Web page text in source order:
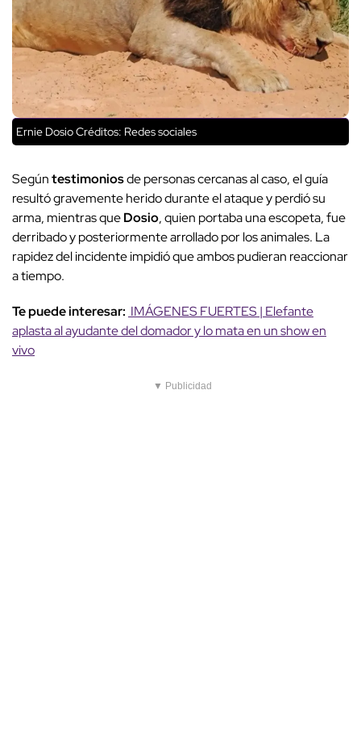
Ernie DosioCréditos: Redes sociales
Segúntestimoniosde personas cercanas al caso, el guía
resultó gravemente herido durante el ataque y perdió su
arma, mientras queDosio, quien portaba una escopeta, fue
derribado y posteriormente arrollado por los animales. La
rapidez del incidente impidió que ambos pudieran reaccionar
a tiempo.
Te puede interesar: IMÁGENES FUERTES | Elefante
aplasta al ayudante del domador y lo mata en un show en
vivo
▼ Publicidad